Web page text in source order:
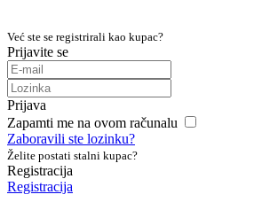
Već ste se registrirali kao kupac?
Prijavite se
Prijava
Zapamti me na ovom računalu
Zaboravili ste lozinku?
Želite postati stalni kupac?
Registracija
Registracija